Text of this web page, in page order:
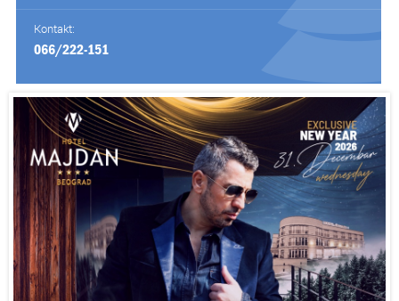
Kontakt:
066/222-151